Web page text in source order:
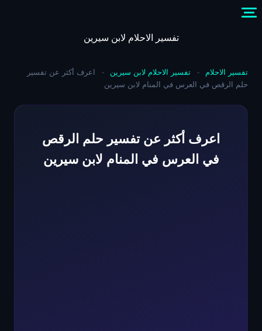
content
تفسير الاحلام لابن سيرين
تفسير الاحلام - تفسير الاحلام لابن سيرين -
اعرف أكثر عن تفسير
حلم الرقص في العرس في المنام لابن سيرين
اعرف أكثر عن تفسير حلم الرقص
في العرس في المنام لابن سيرين